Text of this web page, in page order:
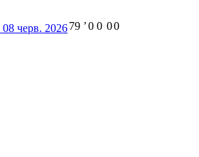
08 черв. 202679 ʼ0 0 00